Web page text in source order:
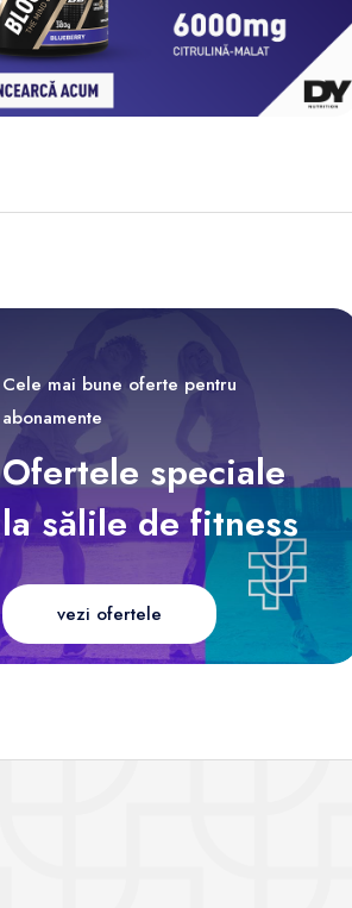
Cele mai bune oferte pentru
abonamente
Ofertele speciale
la sălile de fitness
vezi ofertele